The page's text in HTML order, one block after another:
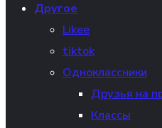
Другое
Likee
tiktok
Одноклассники
Друзья на
Классы